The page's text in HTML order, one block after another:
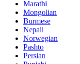
Marathi
Mongolian
Burmese
Nepali
Norwegian
Pashto
Persian